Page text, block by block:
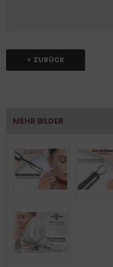
ZURÜCK
MEHR BILDER